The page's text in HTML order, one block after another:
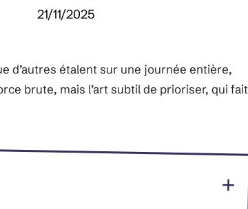
21/11/2025
d’autres étalent sur une journée entière,
brute, mais l’art subtil de prioriser, qui fait